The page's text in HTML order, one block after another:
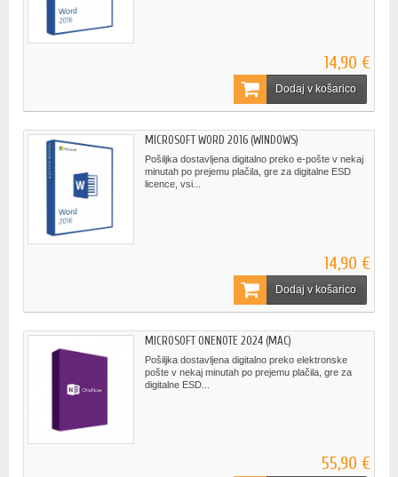
14,90 €
Dodaj v košarico
MICROSOFT WORD 2016 (WINDOWS)
Pošiljka dostavljena digitalno preko e-pošte v nekaj
minutah po prejemu plačila, gre za digitalne ESD
licence, vsi...
14,90 €
Dodaj v košarico
MICROSOFT ONENOTE 2024 (MAC)
Pošiljka dostavljena digitalno preko elektronske
pošte v nekaj minutah po prejemu plačila, gre za
digitalne ESD...
55,90 €